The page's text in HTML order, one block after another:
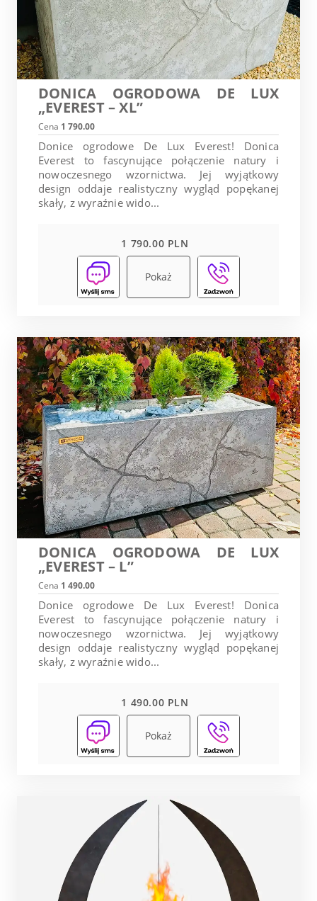
DONICA OGRODOWA DE LUX
„EVEREST – XL”
Cena 1 790.00
Donice ogrodowe De Lux Everest! Donica
Everest to fascynujące połączenie natury i
nowoczesnego wzornictwa. Jej wyjątkowy
design oddaje realistyczny wygląd popękanej
skały, z wyraźnie wido...
1 790.00 PLN
Pokaż
DONICA OGRODOWA DE LUX
„EVEREST – L”
Cena 1 490.00
Donice ogrodowe De Lux Everest! Donica
Everest to fascynujące połączenie natury i
nowoczesnego wzornictwa. Jej wyjątkowy
design oddaje realistyczny wygląd popękanej
skały, z wyraźnie wido...
1 490.00 PLN
Pokaż